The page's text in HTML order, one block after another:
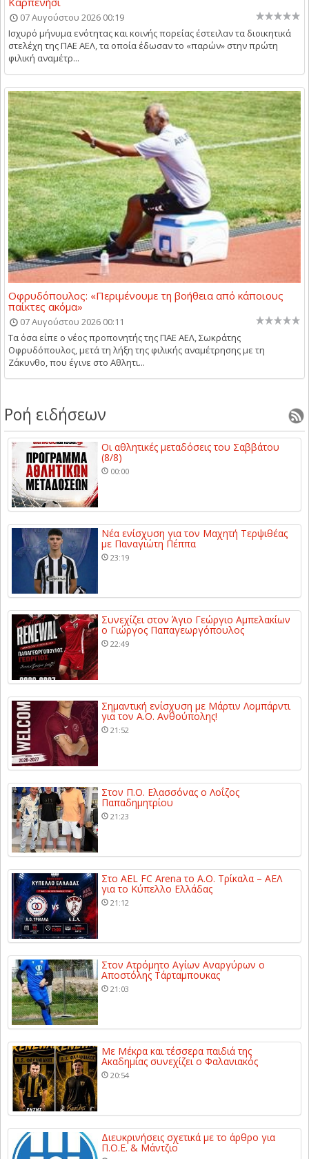
07 Αυγούστου 2026 00:19
Ισχυρό μήνυμα ενότητας και κοινής πορείας έστειλαν τα διοικητικά
στελέχη της ΠΑΕ ΑΕΛ, τα οποία έδωσαν το «παρών» στην πρώτη
φιλική αναμέτρ...
Οφρυδόπουλος: «Περιμένουμε τη βοήθεια από κάποιους
παίκτες ακόμα»
07 Αυγούστου 2026 00:11
Τα όσα είπε ο νέος προπονητής της ΠΑΕ ΑΕΛ, Σωκράτης
Οφρυδόπουλος, μετά τη λήξη της φιλικής αναμέτρησης με τη
Ζάκυνθο, που έγινε στο Αθλητι...
Ροή ειδήσεων
Οι αθλητικές μεταδόσεις του Σαββάτου
(8/8)
00:00
Νέα ενίσχυση για τον Μαχητή Τερψιθέας
με Παναγιώτη Πέππα
23:19
Συνεχίζει στον Άγιο Γεώργιο Αμπελακίων
ο Γιώργος Παπαγεωργόπουλος
22:49
Σημαντική ενίσχυση με Μάρτιν Λομπάρντι
για τον Α.Ο. Ανθούπολης!
21:52
Στον Π.Ο. Ελασσόνας ο Λοΐζος
Παπαδημητρίου
21:23
Στο AEL FC Arena το Α.Ο. Τρίκαλα – ΑΕΛ
για το Κύπελλο Ελλάδας
21:12
Στον Ατρόμητο Αγίων Αναργύρων ο
Αποστόλης Τάρταμπουκας
21:03
Με Μέκρα και τέσσερα παιδιά της
Ακαδημίας συνεχίζει ο Φαλανιακός
20:54
Διευκρινήσεις σχετικά με το άρθρο για
Π.Ο.Ε. & Μάντζιο